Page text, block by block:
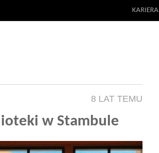
KARIERA
8 LAT TEMU
w Stambule